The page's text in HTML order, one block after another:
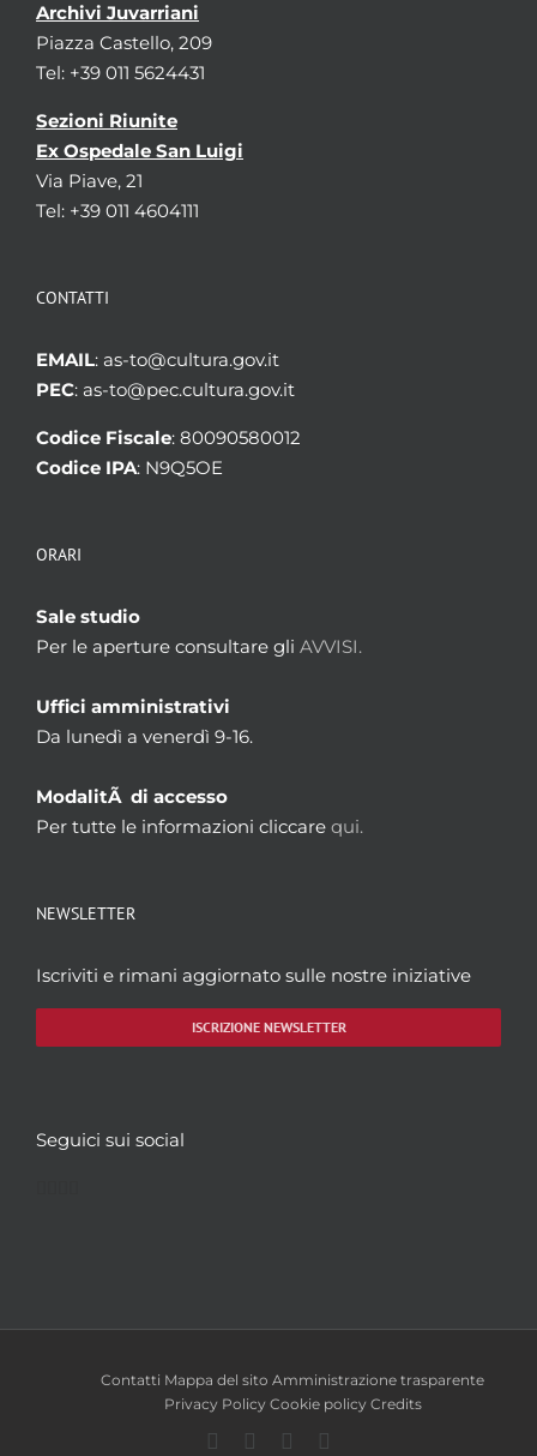
Archivi Juvarriani
Piazza Castello, 209
Tel: +39 011 5624431
Sezioni Riunite
Ex Ospedale San Luigi
Via Piave, 21
Tel: +39 011 4604111
CONTATTI
EMAIL: as-to@cultura.gov.it
PEC: as-to@pec.cultura.gov.it
Codice Fiscale: 80090580012
Codice IPA: N9Q5OE
ORARI
Sale studio
Per le aperture consultare gli AVVISI.
Uffici amministrativi
Da lunedì a venerdì 9-16.
ModalitÃ di accesso
Per tutte le informazioni cliccare qui.
NEWSLETTER
Iscriviti e rimani aggiornato sulle nostre iniziative
ISCRIZIONE NEWSLETTER
Seguici sui social
Contatti Mappa del sito Amministrazione trasparente
Privacy Policy Cookie policy Credits
Facebook
TwitterYouTube